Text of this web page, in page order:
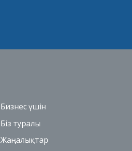
Бизнес үшін
Біз туралы
Жаңалықтар